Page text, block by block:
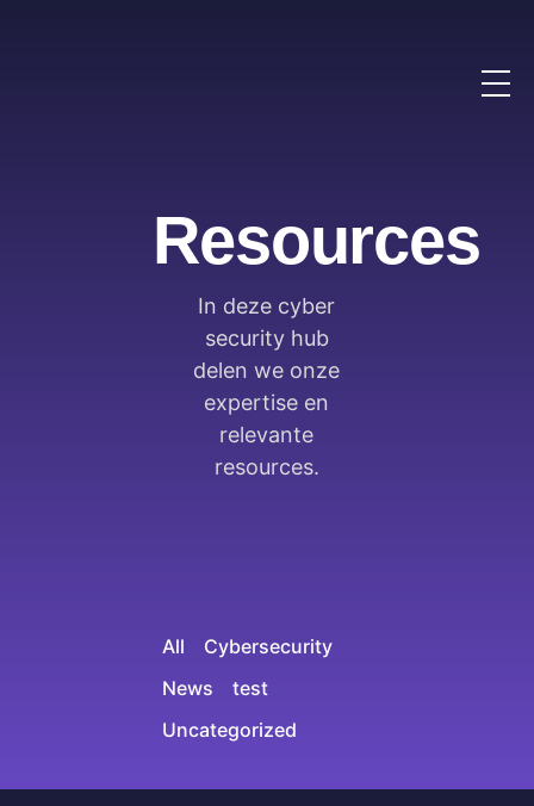
Resources
In deze cyber
security hub
delen we onze
expertise en
relevante
resources.
Cybersecurity
News
test
Uncategorized
All